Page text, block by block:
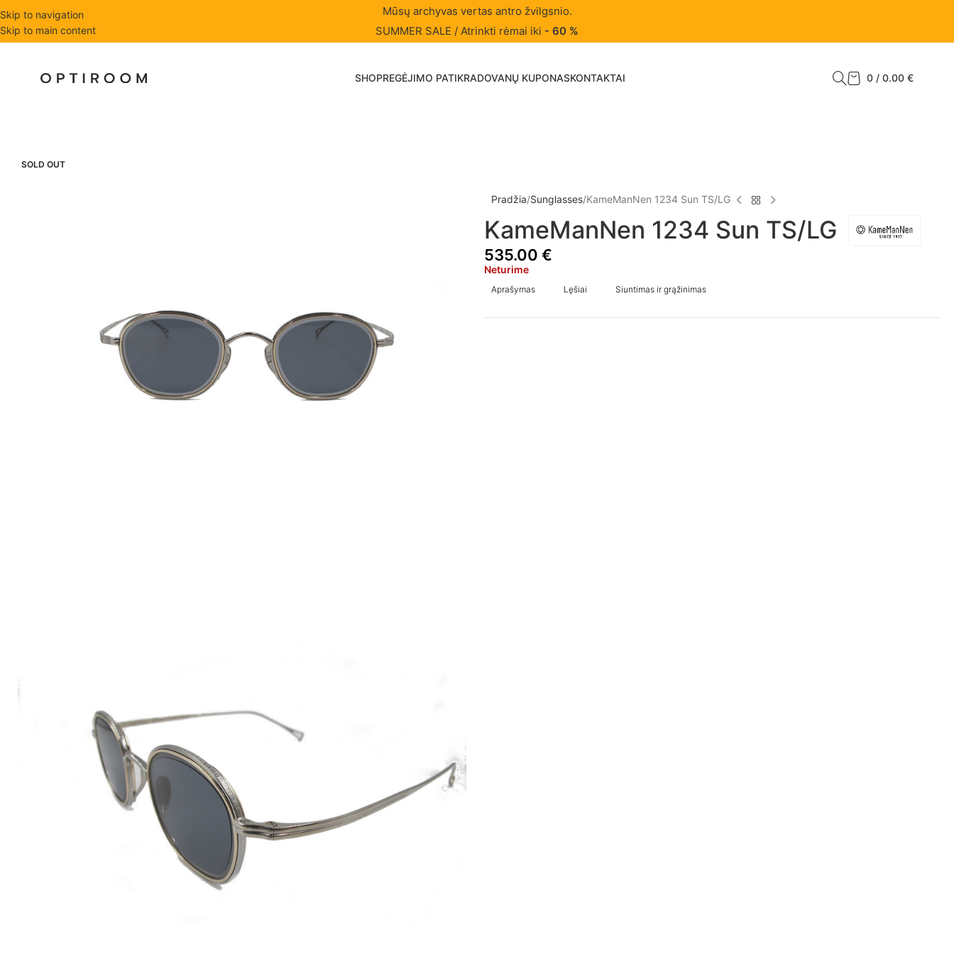
Skip to navigation
Skip to main content
Mūsų archyvas vertas antro žvilgsnio.
SUMMER SALE / Atrinkti rėmai iki - 60 %
SHOPREGĖJIMO PATIKRADOVANŲ KUPONASKONTAKTAI 0 / 0.00 €
SOLD OUT
Pradžia Sunglasses KameManNen 1234 Sun TS/LG
KameManNen 1234 Sun TS/LG
535.00 €
Neturime
Aprašymas Lęšiai Siuntimas ir grąžinimas